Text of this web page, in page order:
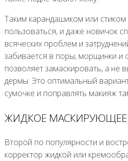
Таким карандашиком или
пользоваться, и даже новичок
всяческих проблем и
забивается в поры, морщинки и
позволяет замаскировать, а не
дермы. Это оптимальный
сумочке и поправлять макияж
ЖИДКОЕ МАСКИРУЮЩЕЕ
Второй по популярности и
корректор жидкой или